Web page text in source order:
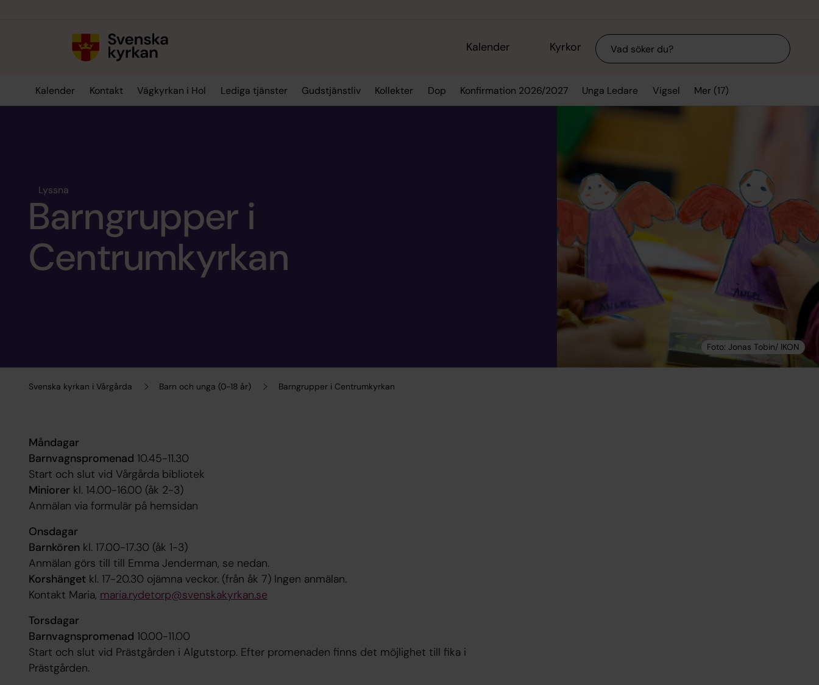
Kalender Kyrkor Sök
Kalender Kontakt Vägkyrkan i Hol Lediga tjänster Gudstjänstliv Kollekter Dop Konfirmation 2026/2027 Unga Ledare Vigsel Mer (17)
Svenska kyrkan i Vårgårda Barn och unga (0-18 år) Barngrupper i Centrumkyrkan
Lyssna
Barngrupper i
Centrumkyrkan
Måndagar
Barnvagnspromenad 10.45-11.30
Start och slut vid Vårgårda bibliotek
Miniorer kl. 14.00-16.00 (åk 2-3)
Anmälan via formulär på hemsidan
Onsdagar
Barnkörenkl. 17.00-17.30 (åk 1-3)
Anmälan görs till till Emma Jenderman, se nedan.
Korshänget kl. 17-20.30 ojämna veckor. (från åk 7) Ingen anmälan.
Kontakt Maria, maria.rydetorp@svenskakyrkan.se
Torsdagar
Barnvagnspromenad 10.00-11.00
Start och slut vid Prästgården i Algutstorp. Efter promenaden finns det möjlighet till fika i
Prästgården.